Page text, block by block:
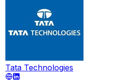
Tata Technologies